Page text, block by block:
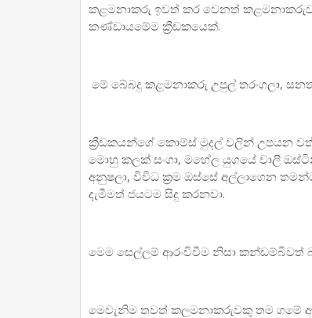
කළමනාකරු ඉවත් කර වෙනත්
කණ්ඩායමේම ක්‍රීඩකයෙක්.
මේ බේබදු කළමනාකරු උපුල් තරංගලා,
ක්‍රීඩකයන්ගේ කොම්ස් මුදල් වලින් උපයන
මොහු කලක් සංගා, මහේල යුගයේ චාලි
අනුෂලා, විවිධ ක්‍රම ඔස්සේ අල්ලාගෙන
දැමීමත් ජයටම සිදු කරනවා.
මෙම සෙල්ලම් ආරංචිවීම නිසා කන්ඩම්බිවත්
මෙවැනිම තවත් කලමනාකරුවකු තම ගමේ